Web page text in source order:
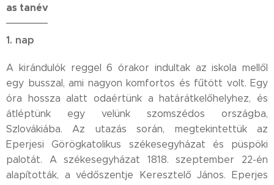
as tanév
1. nap
A kirándulók reggel 6 órakor indultak az iskola mellől
egy busszal, ami nagyon komfortos és fűtött volt. Egy
óra hossza alatt odaértünk a határátkelőhelyhez, és
átléptünk egy velünk szomszédos országba,
Szlovákiába. Az utazás során, megtekintettük az
Eperjesi Görögkatolikus székesegyházat és püspöki
palotát. A székesegyházat 1818. szeptember 22-én
alapították, a védőszentje Keresztelő János. Eperjes